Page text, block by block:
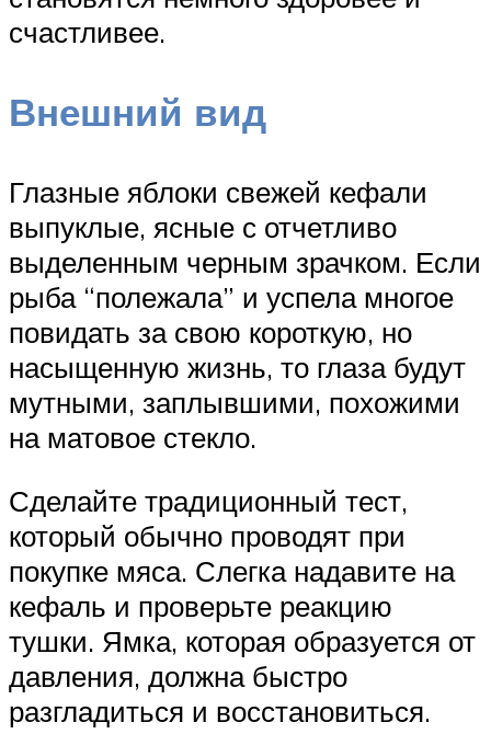
счастливее.
Внешний вид
Глазные яблоки свежей кефали
выпуклые, ясные с отчетливо
выделенным черным зрачком. Если
рыба “полежала” и успела многое
повидать за свою короткую, но
насыщенную жизнь, то глаза будут
мутными, заплывшими, похожими
на матовое стекло.
Сделайте традиционный тест,
который обычно проводят при
покупке мяса. Слегка надавите на
кефаль и проверьте реакцию
тушки. Ямка, которая образуется от
давления, должна быстро
разгладиться и восстановиться.